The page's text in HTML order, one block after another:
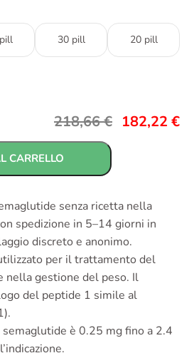
30 pill 20 pill
218,66€ 182,22 €
CARRELLO
senza ricetta nella
spedizione in 5–14 giorni in
discreto e anonimo.
per il trattamento del
nella gestione del peso. Il
del peptide 1 simile al
semaglutide è 0.25 mg fino a 2.4